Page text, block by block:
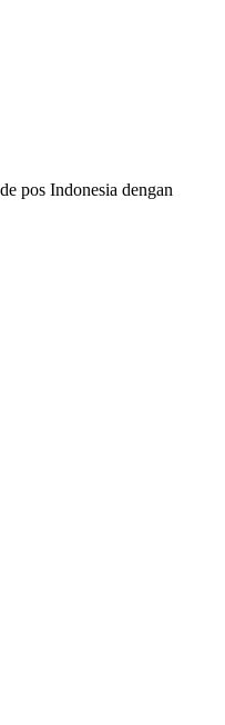
pos Indonesia dengan